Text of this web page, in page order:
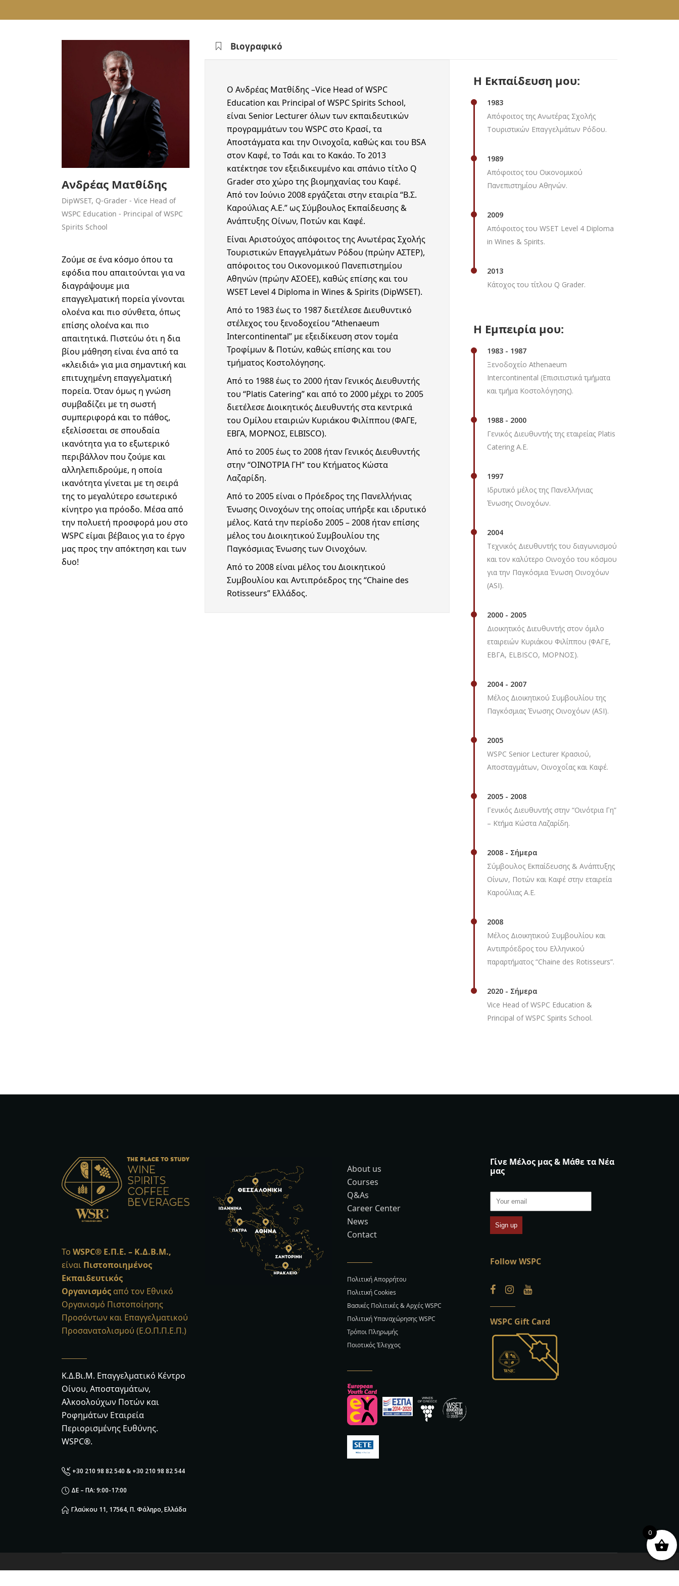
Απόφοιτους Level 2)
ΕΠΙΠΕΔΟ 3
ONLINE
ONLINE
ΕΠΙΠΕΔΟ 4 – DIPLOMA
Κρήτης
WSPC Online School
Career Center
Ανδρέας Ματθίδης
DipWSET, Q-Grader - Vice Head of
WSPC Education - Principal of WSPC
Spirits School
Ζούμε σε ένα κόσμο όπου τα
εφόδια που απαιτούνται για να
διαγράψουμε μια
επαγγελματική πορεία γίνονται
ολοένα και πιο σύνθετα, όπως
επίσης ολοένα και πιο
απαιτητικά. Πιστεύω ότι η δια
βίου μάθηση είναι ένα από τα
«κλειδιά» για μια σημαντική και
επιτυχημένη επαγγελματική
πορεία. Όταν όμως η γνώση
συμβαδίζει με τη σωστή
συμπεριφορά και το πάθος,
εξελίσσεται σε σπουδαία
ικανότητα για το εξωτερικό
περιβάλλον που ζούμε και
αλληλεπιδρούμε, η οποία
ικανότητα γίνεται με τη σειρά
της το μεγαλύτερο εσωτερικό
κίνητρο για πρόοδο. Μέσα από
την πολυετή προσφορά μου στο
WSPC είμαι βέβαιος για το έργο
μας προς την απόκτηση και των
δυο!
Ο Ανδρέας Ματθίδης –Vice Head of WSPC
Education και Principal of WSPC Spirits School,
είναι Senior Lecturer όλων των εκπαιδευτικών
προγραμμάτων του WSPC στο Κρασί, τα
Αποστάγματα και την Οινοχοΐα, καθώς και του BSA
στον Καφέ, το Τσάι και το Κακάο. Το 2013
κατέκτησε τον εξειδικευμένο και σπάνιο τίτλο Q
Grader στο χώρο της βιομηχανίας του Καφέ.
Από τον Ιούνιο 2008 εργάζεται στην εταιρία “Β.Σ.
Καρούλιας Α.Ε.” ως Σύμβουλος Εκπαίδευσης &
Ανάπτυξης Οίνων, Ποτών και Καφέ.
Είναι Aριστούχος απόφοιτος της Ανωτέρας Σχολής
Τουριστικών Επαγγελμάτων Ρόδου (πρώην ΑΣΤΕΡ),
απόφοιτος του Οικονομικού Πανεπιστημίου
Αθηνών (πρώην ΑΣΟΕΕ), καθώς επίσης και του
WSET Level 4 Diploma in Wines & Spirits (DipWSET).
Από το 1983 έως το 1987 διετέλεσε Διευθυντικό
στέλεχος του ξενοδοχείου “Athenaeum
Intercontinental” με εξειδίκευση στον τομέα
Τροφίμων & Ποτών, καθώς επίσης και του
τμήματος Κοστολόγησης.
Από το 1988 έως το 2000 ήταν Γενικός Διευθυντής
του “Platis Catering” και από το 2000 μέχρι το 2005
διετέλεσε Διοικητικός Διευθυντής στα κεντρικά
του Ομίλου εταιριών Κυριάκου Φιλίππου (ΦΑΓΕ,
ΕΒΓΑ, ΜΟΡΝΟΣ, ELBISCO).
Από το 2005 έως το 2008 ήταν Γενικός Διευθυντής
στην “ΟΙΝΟΤΡΙΑ ΓΗ” του Κτήματος Κώστα
Λαζαρίδη.
Από το 2005 είναι ο Πρόεδρος της Πανελλήνιας
Ένωσης Οινοχόων της οποίας υπήρξε και ιδρυτικό
μέλος. Κατά την περίοδο 2005 – 2008 ήταν επίσης
μέλος του Διοικητικού Συμβουλίου της
Παγκόσμιας Ένωσης των Οινοχόων.
Από το 2008 είναι μέλος του Διοικητικού
Συμβουλίου και Αντιπρόεδρος της “Chaine des
Rotisseurs” Ελλάδος.
Η Εκπαίδευση μου:
1983
Απόφοιτος της Ανωτέρας Σχολής
Τουριστικών Επαγγελμάτων Ρόδου.
1989
Απόφοιτος του Οικονομικού
Πανεπιστημίου Αθηνών.
2009
Απόφοιτος του WSET Level 4 Diploma
in Wines & Spirits.
2013
Κάτοχος του τίτλου Q Grader.
Η Εμπειρία μου:
1983 - 1987
Ξενοδοχείο Athenaeum
Intercontinental (Επισιτιστικά τμήματα
και τμήμα Κοστολόγησης).
1988 - 2000
Γενικός Διευθυντής της εταιρείας Platis
Catering Α.Ε.
1997
Ιδρυτικό μέλος της Πανελλήνιας
Ένωσης Οινοχόων.
2004
Τεχνικός Διευθυντής του διαγωνισμού
και τον καλύτερο Οινοχόο του κόσμου
για την Παγκόσμια Ένωση Οινοχόων
(ASI).
2000 - 2005
Διοικητικός Διευθυντής στον όμιλο
εταιρειών Κυριάκου Φιλίππου (ΦΑΓΕ,
ΕΒΓΑ, ELBISCO, ΜΟΡΝΟΣ).
2004 - 2007
Μέλος Διοικητικού Συμβουλίου της
Παγκόσμιας Ένωσης Οινοχόων (ASI).
2005
WSPC Senior Lecturer Κρασιού,
Αποσταγμάτων, Οινοχοΐας και Καφέ.
2005 - 2008
Γενικός Διευθυντής στην “Οινότρια Γη”
– Κτήμα Κώστα Λαζαρίδη.
2008 - Σήμερα
Σύμβουλος Εκπαίδευσης & Ανάπτυξης
Οίνων, Ποτών και Καφέ στην εταιρεία
Καρούλιας Α.Ε.
2008
Μέλος Διοικητικού Συμβουλίου και
Αντιπρόεδρος του Ελληνικού
παραρτήματος “Chaine des Rotisseurs”.
2020 - Σήμερα
Vice Head of WSPC Education &
Principal of WSPC Spirits School.
Το WSPC® Ε.Π.Ε. – Κ.Δ.Β.Μ.,
είναι Πιστοποιημένος
Εκπαιδευτικός
Οργανισμός από τον Εθνικό
Οργανισμό Πιστοποίησης
Προσόντων και Επαγγελματικού
Προσανατολισμού (Ε.Ο.Π.Π.Ε.Π.)
Κ.Δ.Βι.Μ. Επαγγελματικό Κέντρο
Οίνου, Αποσταγμάτων,
Αλκοολούχων Ποτών και
Ροφημάτων Εταιρεία
Περιορισμένης Ευθύνης.
WSPC®.
+30 210 98 82 540 & +30 210 98 82 544
ΔΕ – ΠΑ: 9:00-17:00
Γλαύκου 11, 17564, Π. Φάληρο, Ελλάδα
About us
Courses
Q&As
Career Center
News
Contact
Πολιτική Απορρήτου
Πολιτική Cookies
Βασικές Πολιτικές & Αρχές WSPC
Πολιτική Υπαναχώρησης WSPC
Τρόποι Πληρωμής
Ποιοτικός Έλεγχος
Γίνε Μέλος μας & Μάθε τα Νέα
μας
Follow WSPC
WSPC Gift Card
0